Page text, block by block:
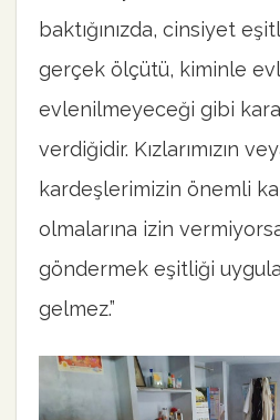
baktığınızda, cinsiyet
gerçek ölçütü, kiminle
evlenilmeyeceği gibi
verdiğidir. Kızlarımızın
kardeşlerimizin önemli
olmalarına izin
göndermek eşitliği
gelmez.”